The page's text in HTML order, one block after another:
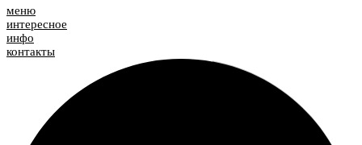
меню
интересное
инфо
контакты